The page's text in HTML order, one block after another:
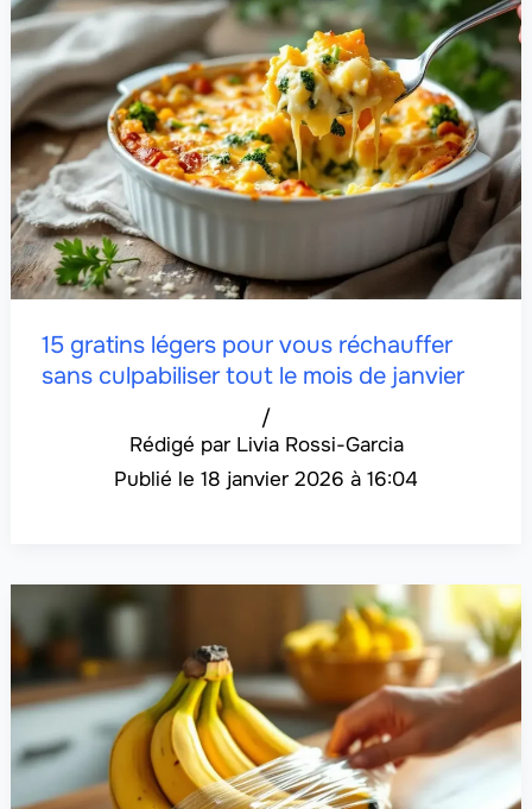
15 gratins légers pour vous réchauffer
sans culpabiliser tout le mois de janvier
Livia Rossi-Garcia
/
18 janvier 2026 à 16:04